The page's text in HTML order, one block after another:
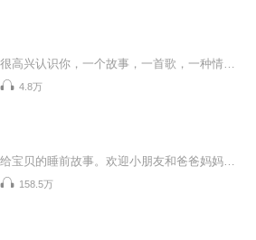
4.8万
158.5万